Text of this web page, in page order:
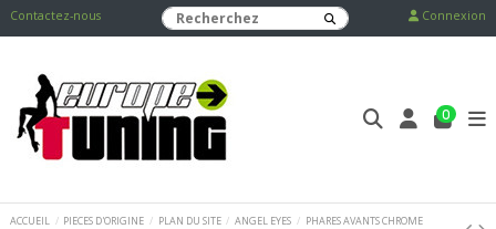
Contactez-nous Connexion
0
ACCUEIL PIECES D'ORIGINE PLAN DU SITE ANGEL EYES
PHARES AVANTS CHROME